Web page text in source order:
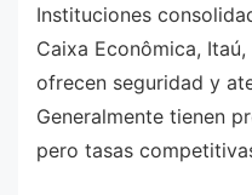
Instituciones
Caixa Econômica,
ofrecen seguridad y
Generalmente tienen
pero tasas